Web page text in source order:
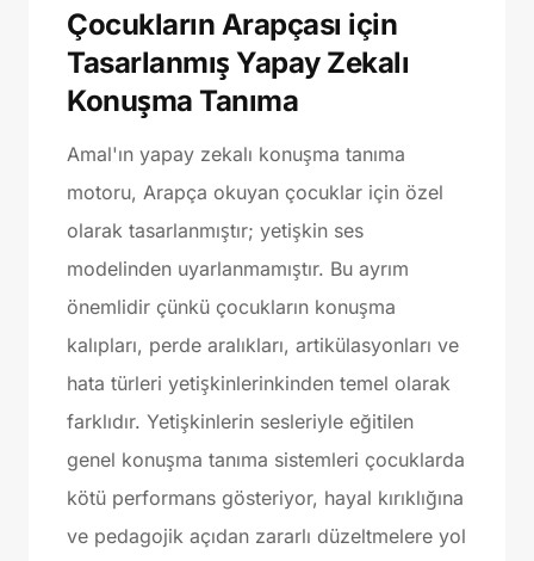
Çocukların Arapçası için
Tasarlanmış Yapay Zekalı
Konuşma Tanıma
Amal'ın yapay zekalı konuşma tanıma
motoru, Arapça okuyan çocuklar için özel
olarak tasarlanmıştır; yetişkin ses
modelinden uyarlanmamıştır. Bu ayrım
önemlidir çünkü çocukların konuşma
kalıpları, perde aralıkları, artikülasyonları ve
hata türleri yetişkinlerinkinden temel olarak
farklıdır. Yetişkinlerin sesleriyle eğitilen
genel konuşma tanıma sistemleri çocuklarda
kötü performans gösteriyor, hayal kırıklığına
ve pedagojik açıdan zararlı düzeltmelere yol